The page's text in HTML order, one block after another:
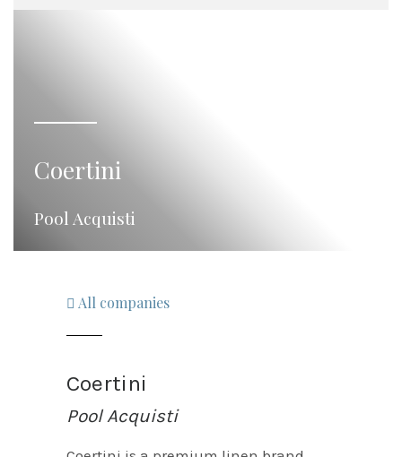
Coertini
Pool Acquisti
All companies
Coertini
Pool Acquisti